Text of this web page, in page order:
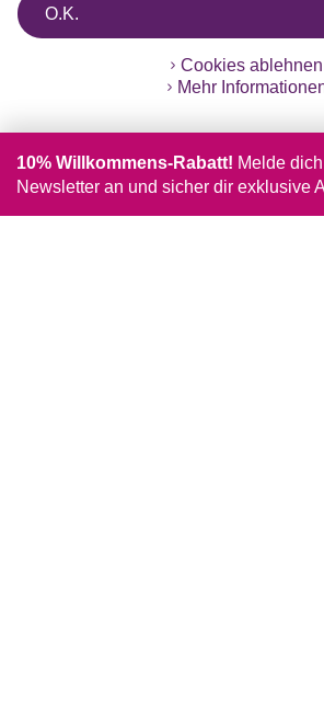
O.K.
Cookies ablehnen
Mehr
10% Willkommens-Rabatt! Melde
Newsletter an und sicher dir exklusive